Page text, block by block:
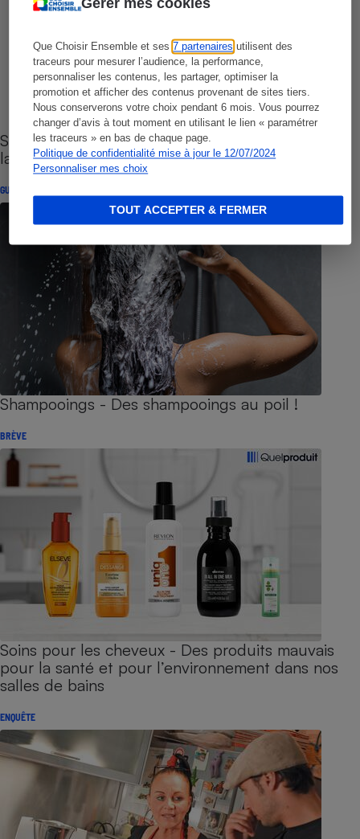
Gérer mes cookies
Que Choisir Ensemble et ses7 partenaires utilisent des
traceurs pour mesurer l’audience, la performance,
personnaliser les contenus, les partager, optimiser la
promotion et afficher des contenus provenant de sites tiers.
Nous conserverons votre choix pendant 6 mois. Vous pourrez
changer d’avis à tout moment en utilisant le lien « paramétrer
les traceurs » en bas de chaque page.
Politique de confidentialité mise à jour le 12/07/2024
Personnaliser mes choix
TOUT ACCEPTER & FERMER
Sites de rencontres - Nos conseils pour vous
lancer
GUIDE D'ACHAT
Shampooings - Des shampooings au poil !
BRÈVE
Soins pour les cheveux - Des produits mauvais
pour la santé et pour l’environnement dans nos
salles de bains
ENQUÊTE